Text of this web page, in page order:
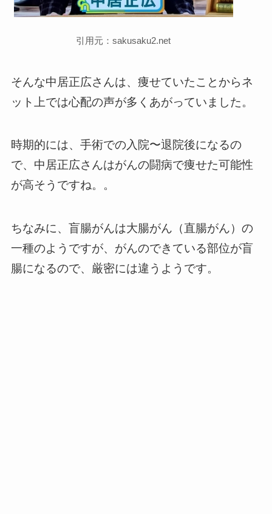
引用元：sakusaku2.net
そんな中居正広さんは、痩せていたことからネ
ット上では心配の声が多くあがっていました。
時期的には、手術での入院〜退院後になるの
で、中居正広さんはがんの闘病で痩せた可能性
が高そうですね。。
ちなみに、盲腸がんは大腸がん（直腸がん）の
一種のようですが、がんのできている部位が盲
腸になるので、厳密には違うようです。